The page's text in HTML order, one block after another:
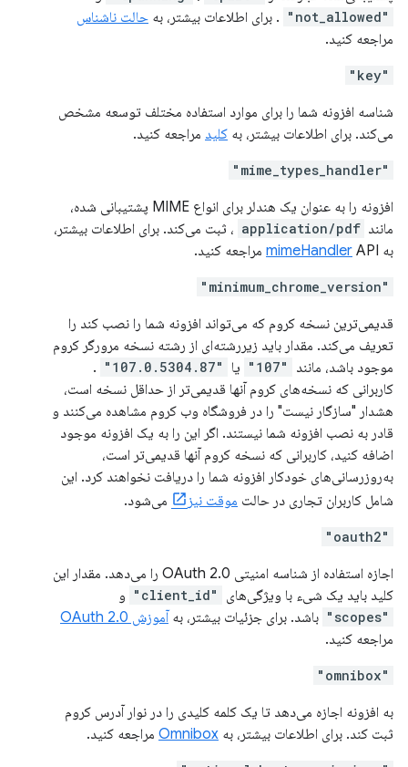
"not_allowed" . برای اطلاعات بیشتر، به حالت ناشناس
مراجعه کنید.
"key"
شناسه افزونه شما را برای موارد استفاده مختلف توسعه مشخص
می‌کند. برای اطلاعات بیشتر، به کلید مراجعه کنید.
"mime_types_handler"
افزونه را به عنوان یک هندلر برای انواع MIME پشتیبانی شده،
مانند application/pdf ، ثبت می‌کند. برای اطلاعات بیشتر،
به
mimeHandler API مراجعه کنید.
"minimum_chrome_version"
قدیمی‌ترین نسخه کروم که می‌تواند افزونه شما را نصب کند را
تعریف می‌کند. مقدار باید زیررشته‌ای از رشته نسخه مرورگر کروم
موجود باشد، مانند
"107" یا "107.0.5304.87"
.
کاربرانی که نسخه‌های کروم آنها قدیمی‌تر از حداقل نسخه است،
هشدار "سازگار نیست" را در فروشگاه وب کروم مشاهده می‌کنند و
قادر به نصب افزونه شما نیستند. اگر این را به یک افزونه موجود
اضافه کنید، کاربرانی که نسخه کروم آنها قدیمی‌تر است،
به‌روزرسانی‌های خودکار افزونه شما را دریافت نخواهند کرد. این
شامل کاربران تجاری در حالت موقت نیز می‌شود.
"oauth2"
اجازه استفاده از شناسه امنیتی OAuth 2.0 را می‌دهد. مقدار این
کلید باید یک شیء با ویژگی‌های
"client_id" و
"scopes" باشد. برای جزئیات بیشتر، به آموزش OAuth 2.0
مراجعه کنید.
"omnibox"
به افزونه اجازه می‌دهد تا یک کلمه کلیدی را در نوار آدرس کروم
ثبت کند. برای اطلاعات بیشتر، به Omnibox مراجعه کنید.